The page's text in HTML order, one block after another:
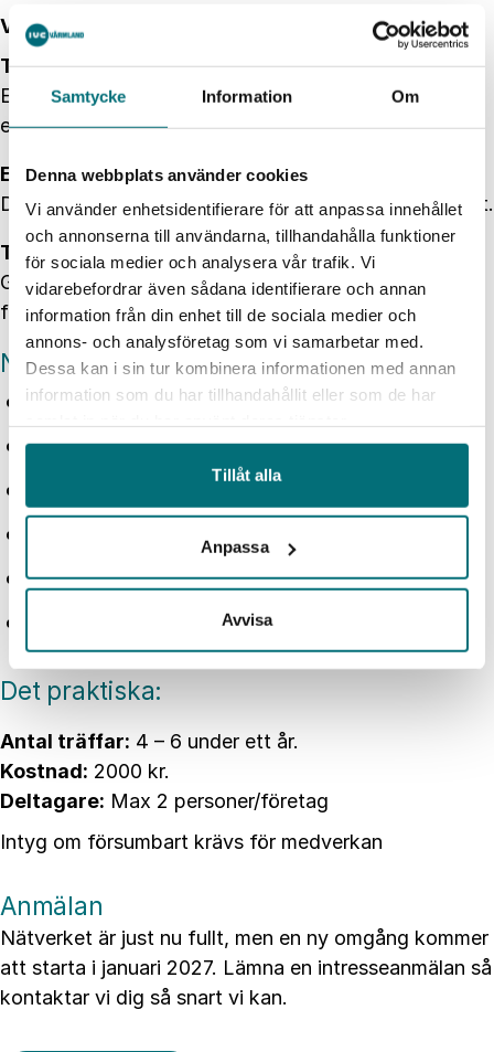
Samtycke Information Om
Denna webbplats använder cookies
Vi använder enhetsidentifierare för att anpassa innehållet
och annonserna till användarna, tillhandahålla funktioner
för sociala medier och analysera vår trafik. Vi
vidarebefordrar även sådana identifierare och annan
information från din enhet till de sociala medier och
annons- och analysföretag som vi samarbetar med.
Dessa kan i sin tur kombinera informationen med annan
information som du har tillhandahållit eller som de har
Tillåt alla
Anpassa
Avvisa
Varje träff innehåller:
Tema
En kort utbildningspunkt, modell, checklista, metod
eller trendspaning.
Erfarenhetsutbyte
Deltagarna delar hur frågan ser ut i deras verksamhet.
Tillämpning – om tillämpbart
Gruppen arbetar med case, dilemman eller konkreta
frågor som deltagarna kan omsätta i sin vardag.
Nätverket skapar nytta mellan träffarna:
en idé att testa
en fråga att ta vidare
ett beslut att förankra
ett område att undersöka
Det praktiska:
Antal träffar: 4 – 6 under ett år.
Kostnad: 2000 kr.
Deltagare: Max 2 personer/företag
Intyg om försumbart krävs för medverkan
Anmälan
Nätverket är just nu fullt, men en ny omgång kommer
att starta i januari 2027. Lämna en intresseanmälan så
kontaktar vi dig så snart vi kan.